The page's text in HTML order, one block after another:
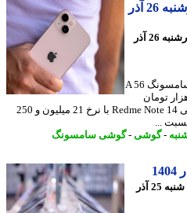
قیمت گوشی امروز چهارشنبه 26 آذر
8 ماه پیش - چهارشنبه 26 آذر
امروز چهارشنبه 26 آذر 1404، گوشی سامسونگ A 56
تومان (81 هزار تومان
افزایش نسبت به روز گذشته)، شیائومی Redme Note 14 با نرخ 21 میلیون و 250
-گوشی-گوشی سامسونگ
8 ماه پیش - سه شنبه 25 آذر